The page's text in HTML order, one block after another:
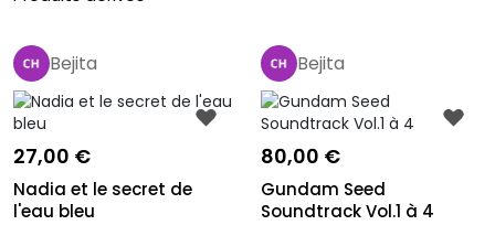
Bejita
27,00 €
Nadia et le secret de
l'eau bleu
Bejita
80,00 €
Gundam Seed
Soundtrack Vol.1 à 4